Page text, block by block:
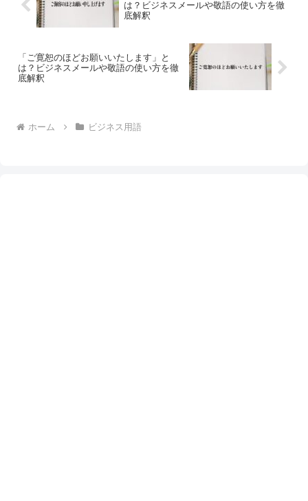
は？ビジネスメールや敬語の使い方を徹
底解釈
「ご寛恕のほどお願いいたします」と
は？ビジネスメールや敬語の使い方を徹
底解釈
ホーム ビジネス用語